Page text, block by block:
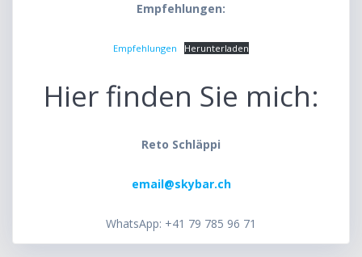
Empfehlungen:
Empfehlungen Herunterladen
Hier finden Sie mich:
Reto Schläppi
email@skybar.ch
WhatsApp: +41 79 785 96 71